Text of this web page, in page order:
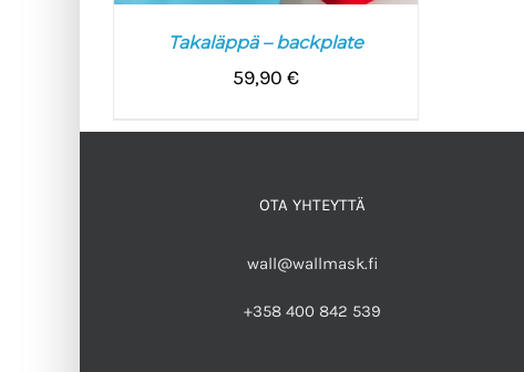
Takaläppä – backplate
59,90€
OTA YHTEYTTÄ
wall@wallmask.fi
+358 400 842 539